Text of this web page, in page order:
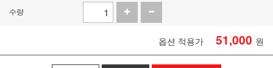
수량
옵션 적용가 51,000 원